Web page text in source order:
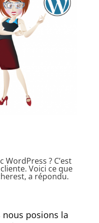
? C’est
Voici ce que
a répondu.
posions la